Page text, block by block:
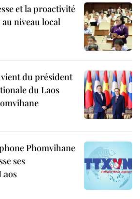
et la proactivité
niveau local
du président
du Laos
Phomvihane
ses